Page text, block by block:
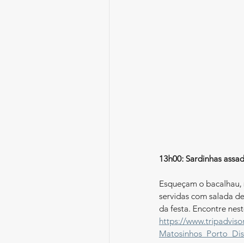
13h00: Sardinhas
Esqueçam o
servidas com salada
da festa. Encontre
https://